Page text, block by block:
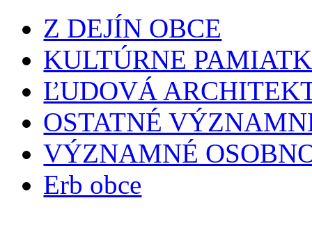
Z DEJÍN OBCE
KULTÚRNE
ĽUDOVÁ
OSTATNÉ
VÝZNAMNÉ
Erb obce